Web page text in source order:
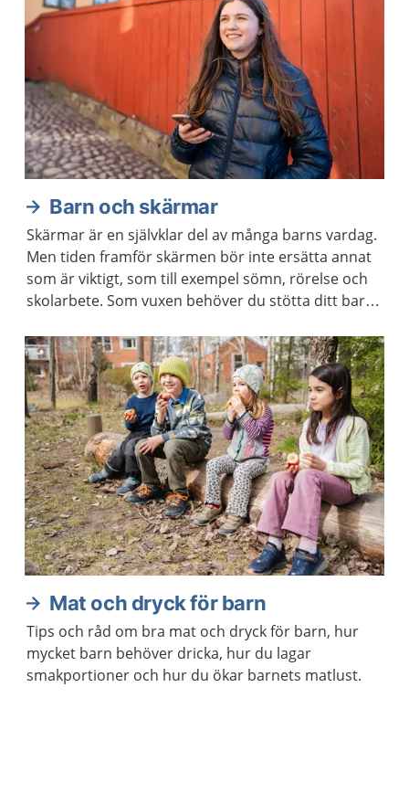
Barn och skärmar
Skärmar är en självklar del av många barns vardag.
Men tiden framför skärmen bör inte ersätta annat
som är viktigt, som till exempel sömn, rörelse och
skolarbete. Som vuxen behöver du stötta ditt barn
bra av.
Mat och dryck för barn
Tips och råd om bra mat och dryck för barn, hur
mycket barn behöver dricka, hur du lagar
smakportioner och hur du ökar barnets matlust.